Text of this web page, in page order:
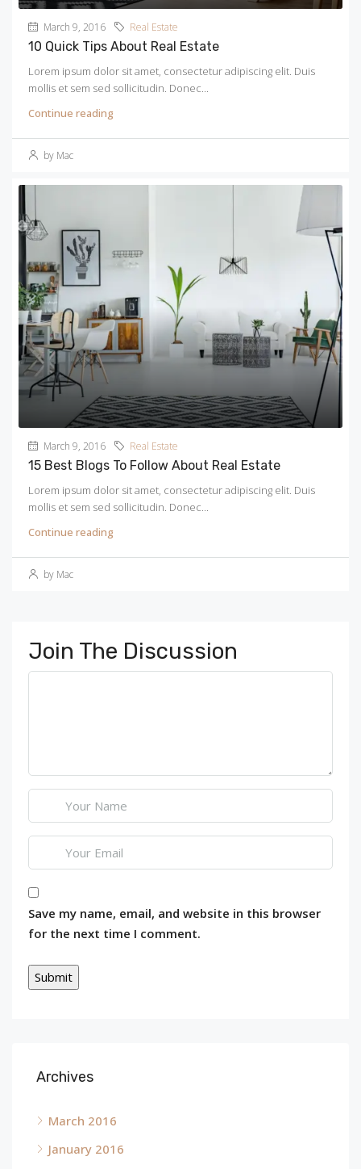
March 9, 2016 Real Estate
10 Quick Tips About Real Estate
Lorem ipsum dolor sit amet, consectetur adipiscing elit. Duis
mollis et sem sed sollicitudin. Donec...
Continue reading
by Mac
March 9, 2016 Real Estate
15 Best Blogs To Follow About Real Estate
Lorem ipsum dolor sit amet, consectetur adipiscing elit. Duis
mollis et sem sed sollicitudin. Donec...
Continue reading
by Mac
Join The Discussion
Save my name, email, and website in this browser
for the next time I comment.
Archives
March 2016
January 2016